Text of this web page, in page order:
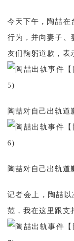
今天下午，陶喆在
行为，并向妻子、
友们鞠躬道歉，表
陶喆对自己出轨道
陶喆对自己出轨道
记者会上，陶喆
范，我在这里跟支